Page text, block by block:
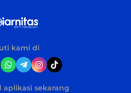
kami di
aplikasi sekarang